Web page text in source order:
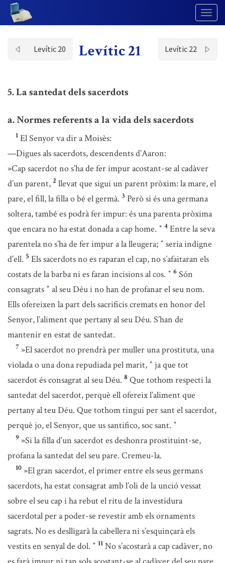
Levític 20 Levític 21 Levític 22
5. La santedat dels sacerdots
a. Normes referents a la vida dels sacerdots
1 El Senyor va dir a Moisès:
—Digues als sacerdots, descendents d’Aaron:
»Cap sacerdot no s’ha de fer impur acostant-se al cadàver
d’un parent, 2 llevat que sigui un parent pròxim: la mare, el
pare, el fill, la filla o bé el germà. 3 Però si és una germana
soltera, també es podrà fer impur: és una parenta pròxima
que encara no ha estat donada a cap home. * 4 Entre la seva
parentela no s’ha de fer impur a la lleugera; * seria indigne
d’ell. 5 Els sacerdots no es raparan el cap, no s’afaitaran els
costats de la barba ni es faran incisions al cos. * 6 Són
consagrats * al seu Déu i no han de profanar el seu nom.
Ells ofereixen la part dels sacrificis cremats en honor del
Senyor, l’aliment que pertany al seu Déu. S’han de
mantenir en estat de santedat.
7 »El sacerdot no prendrà per muller una prostituta, una
violada o una dona repudiada pel marit, * ja que tot
sacerdot és consagrat al seu Déu. 8 Que tothom respecti la
santedat del sacerdot, perquè ell ofereix l’aliment que
pertany al teu Déu. Que tothom tingui per sant el sacerdot,
perquè jo, el Senyor, que us santifico, soc sant. *
9 »Si la filla d’un sacerdot es deshonra prostituint-se,
profana la santedat del seu pare. Cremeu-la.
10 »El gran sacerdot, el primer entre els seus germans
sacerdots, ha estat consagrat amb l’oli de la unció vessat
sobre el seu cap i ha rebut el ritu de la investidura
sacerdotal per a poder-se revestir amb els ornaments
sagrats. No es deslligarà la cabellera ni s’esquinçarà els
vestits en senyal de dol. * 11 No s’acostarà a cap cadàver, no